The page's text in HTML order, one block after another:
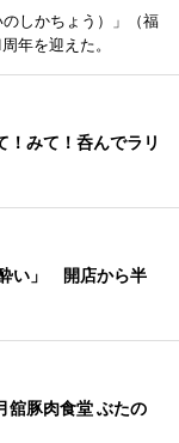
しかちょう）」（福
年を迎えた。
！みて！呑んでラリ
い」 開店から半
舘豚肉食堂 ぶたの